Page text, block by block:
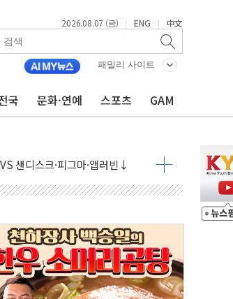
2026.08.07 (금) | ENG | 中文
패밀리 사이트
국 문화·연예 스포츠 GAM
검토… 거짓 깃발 작전"
웨스턴디지털·샌디스크↓
강세
보고 기업 상승세 뚜렷
민들 공포감 극대화 전략